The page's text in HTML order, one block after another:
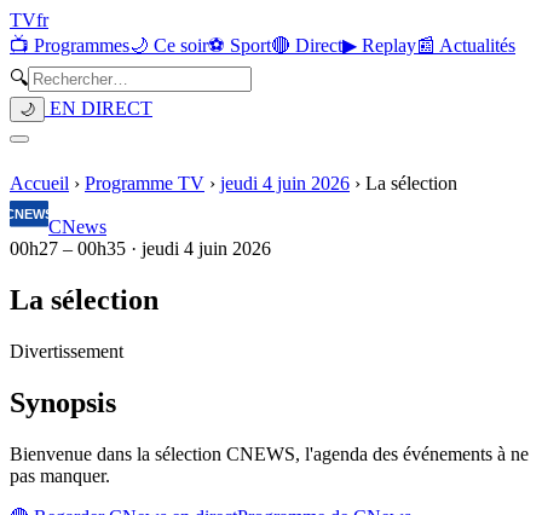
TVfr
📺 Programmes🌙 Ce soir⚽ Sport🔴 Direct▶ Replay📰 Actualités
🔍
🌙 EN DIRECT
Accueil › Programme TV › jeudi 4 juin 2026 › La sélection
CNews
00h27 – 00h35 · jeudi 4 juin 2026
La sélection
Divertissement
Synopsis
Bienvenue dans la sélection CNEWS, l'agenda des événements à ne
pas manquer.